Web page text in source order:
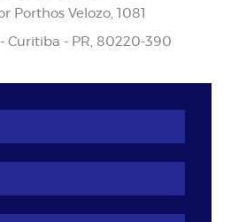
Porthos Velozo, 1081
- Curitiba - PR, 80220-390